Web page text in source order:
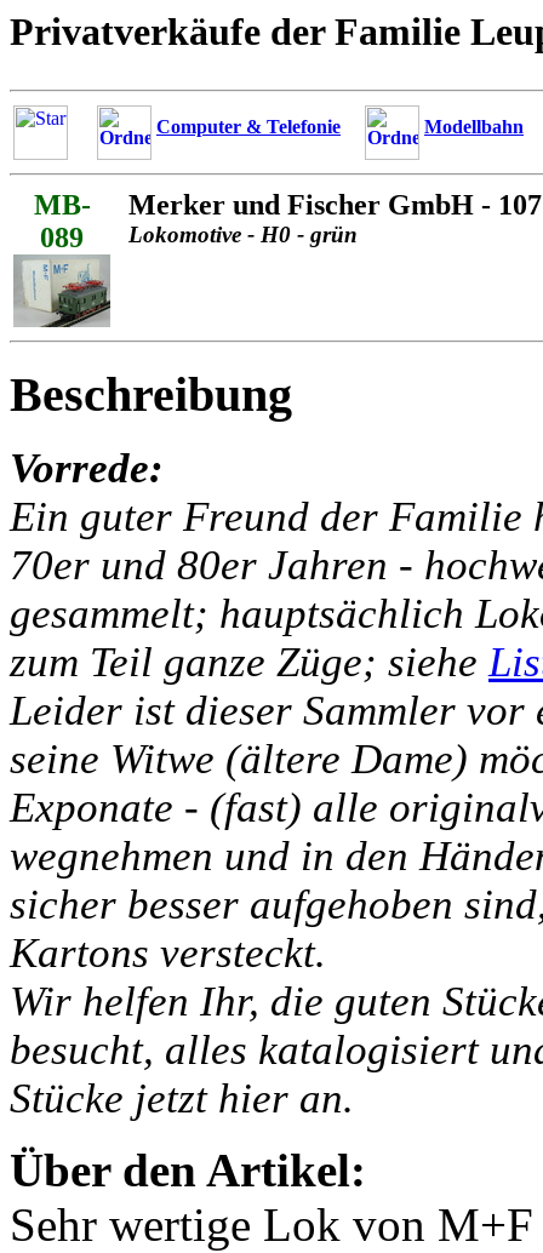
Privatverkäufe der Familie
Computer & Telefonie Modellbahn
MB-
089
Merker und Fischer GmbH -
Lokomotive - H0 - grün
Beschreibung
Vorrede:
Ein guter Freund der
70er und 80er Jahren -
gesammelt; hauptsächlich
zum Teil ganze Züge; siehe
Leider ist dieser Sammler
seine Witwe (ältere Dame)
Exponate - (fast) alle
wegnehmen und in den
sicher besser aufgehoben
Kartons versteckt.
Wir helfen Ihr, die guten
besucht, alles katalogisiert
Stücke jetzt hier an.
Über den Artikel:
Sehr wertige Lok von